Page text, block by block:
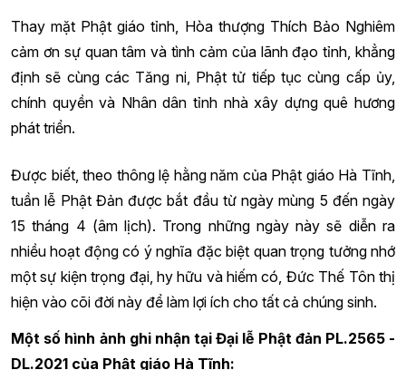
Thay mặt Phật giáo tỉnh, Hòa thượng Thích Bảo Nghiêm
cảm ơn sự quan tâm và tình cảm của lãnh đạo tỉnh, khẳng
định sẽ cùng các Tăng ni, Phật tử tiếp tục cùng cấp ủy,
chính quyền và Nhân dân tỉnh nhà xây dựng quê hương
phát triển.
Được biết, theo thông lệ hằng năm của Phật giáo Hà Tĩnh,
tuần lễ Phật Đản được bắt đầu từ ngày mùng 5 đến ngày
15 tháng 4 (âm lịch). Trong những ngày này sẽ diễn ra
nhiều hoạt động có ý nghĩa đặc biệt quan trọng tưởng nhớ
một sự kiện trọng đại, hy hữu và hiếm có, Đức Thế Tôn thị
hiện vào cõi đời này để làm lợi ích cho tất cả chúng sinh.
Một số hình ảnh ghi nhận tại Đại lễ Phật đản PL.2565 -
DL.2021 của Phật giáo Hà Tĩnh: